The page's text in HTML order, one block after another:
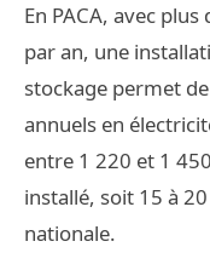
En PACA, avec
par an, une
stockage permet
annuels en
entre 1 220 et 1
installé, soit 15 à
nationale.